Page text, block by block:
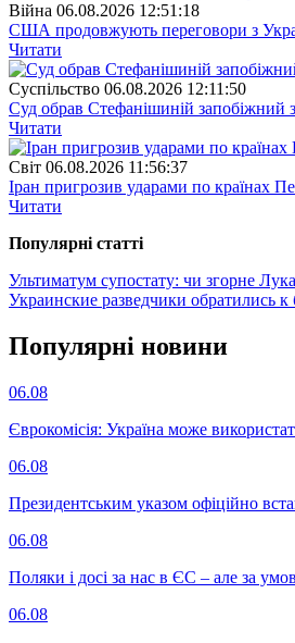
Війна 06.08.2026 12:51:18
США продовжують переговори з
Читати
Суспiльство 06.08.2026 12:11:50
Суд обрав Стефанішиній запобіжний
Читати
Свiт 06.08.2026 11:56:37
Іран пригрозив ударами по країнах
Читати
Популярнi статтi
Ультиматум супостату: чи згорне
Украинские разведчики обратились
Популярнi новини
06.08
Єврокомісія: Україна може
06.08
Президентським указом офіційно
06.08
Поляки і досі за нас в ЄС – але за
06.08